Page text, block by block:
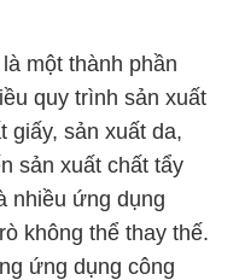
một thành phần
quy trình sản xuất
giấy, sản xuất da,
sản xuất chất tẩy
nhiều ứng dụng
không thể thay thế.
ứng dụng công